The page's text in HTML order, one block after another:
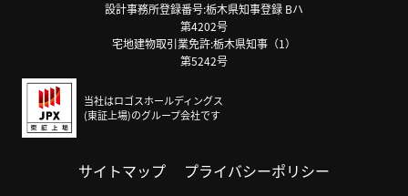
設計事務所登録番号:栃木県知事登録 Bハ
第4202号
宅地建物取引業免許:栃木県知事（1）
第5242号
当社はロゴスホールディングス
(東証上場)のグループ会社です
サイトマップ プライバシーポリシー